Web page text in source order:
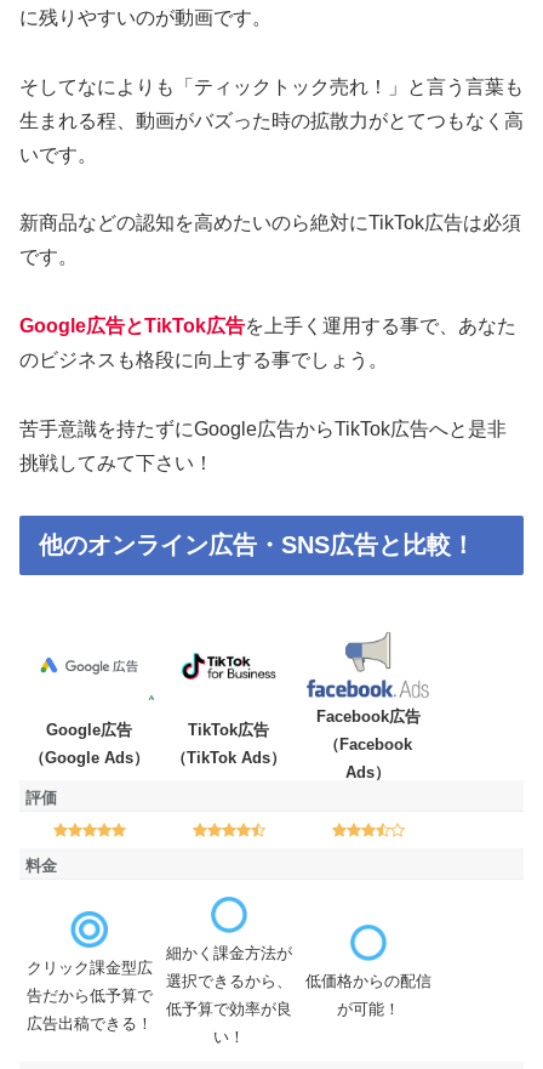
に残りやすいのが動画です。
そしてなによりも「ティックトック売れ！」と言う言葉も
生まれる程、動画がバズった時の拡散力がとてつもなく高
いです。
新商品などの認知を高めたいのら絶対にTikTok広告は必須
です。
Google広告とTikTok広告を上手く運用する事で、あなた
のビジネスも格段に向上する事でしょう。
苦手意識を持たずにGoogle広告からTikTok広告へと是非
挑戦してみて下さい！
他のオンライン広告・SNS広告と比較！
サービス名
評価
評価
料金
料金
Google広告
（Google Ads）
クリック課金型広
告だから低予算で
広告出稿できる！
TikTok広告
（TikTok Ads）
細かく課金方法が
選択できるから、
低予算で効率が良
い！
Facebook広告
（Facebook
Ads）
低価格からの配信
が可能！